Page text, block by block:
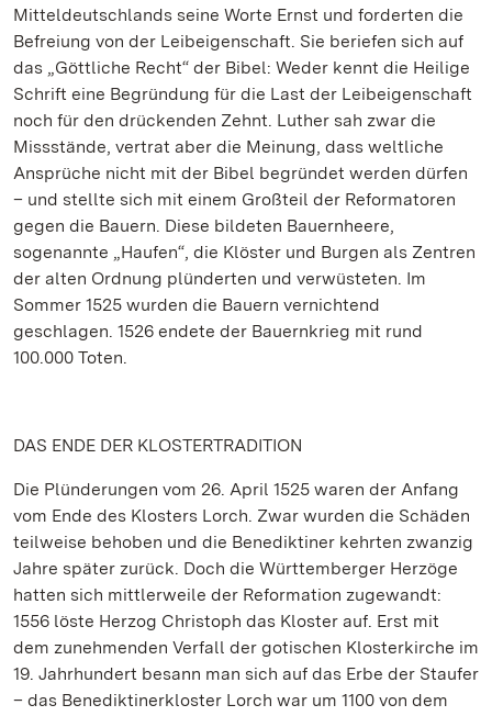
Mitteldeutschlands seine Worte Ernst und forderten die
Befreiung von der Leibeigenschaft. Sie beriefen sich auf
das „Göttliche Recht“ der Bibel: Weder kennt die Heilige
Schrift eine Begründung für die Last der Leibeigenschaft
noch für den drückenden Zehnt. Luther sah zwar die
Missstände, vertrat aber die Meinung, dass weltliche
Ansprüche nicht mit der Bibel begründet werden dürfen
– und stellte sich mit einem Großteil der Reformatoren
gegen die Bauern. Diese bildeten Bauernheere,
sogenannte „Haufen“, die Klöster und Burgen als Zentren
der alten Ordnung plünderten und verwüsteten. Im
Sommer 1525 wurden die Bauern vernichtend
geschlagen. 1526 endete der Bauernkrieg mit rund
100.000 Toten.
DAS ENDE DER KLOSTERTRADITION
Die Plünderungen vom 26. April 1525 waren der Anfang
vom Ende des Klosters Lorch. Zwar wurden die Schäden
teilweise behoben und die Benediktiner kehrten zwanzig
Jahre später zurück. Doch die Württemberger Herzöge
hatten sich mittlerweile der Reformation zugewandt:
1556 löste Herzog Christoph das Kloster auf. Erst mit
dem zunehmenden Verfall der gotischen Klosterkirche im
19. Jahrhundert besann man sich auf das Erbe der Staufer
– das Benediktinerkloster Lorch war um 1100 von dem